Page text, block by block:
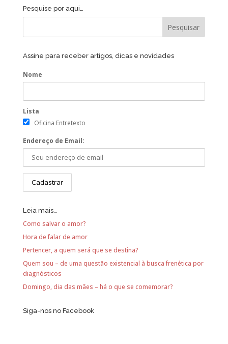
Pesquise por aqui…
Assine para receber artigos, dicas e novidades
Nome
Lista
Oficina Entretexto
Endereço de Email:
Leia mais…
Como salvar o amor?
Hora de falar de amor
Pertencer, a quem será que se destina?
Quem sou – de uma questão existencial à busca frenética por
diagnósticos
Domingo, dia das mães – há o que se comemorar?
Siga-nos no Facebook